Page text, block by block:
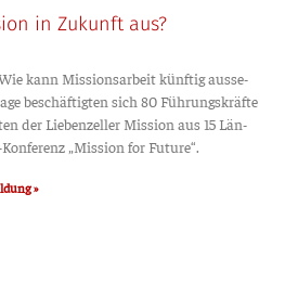
in Zukunft aus?
kann Mis­si­ons­ar­beit künf­tig aus­se­
beschäf­tig­ten sich 80 Füh­rungs­kräf­te
der Lie­ben­zel­ler Mis­si­on aus 15 Län­
„Mis­si­on for Future“.
»